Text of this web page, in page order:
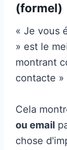
(formel)
« Je vous
» est le
montrant
contacte »
Cela
ou email
chose